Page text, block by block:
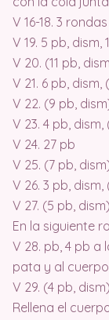
V 16-18. 3
V 19. 5 pb, dism,
V 20. (11 pb,
V 21. 6 pb, dism,
V 22. (9 pb,
V 23. 4 pb,
V 24. 27 pb
V 25. (7 pb,
V 26. 3 pb, dism,
V 27. (5 pb,
En la siguiente
V 28. pb, 4 pb a
pata y al
V 29. (4 pb,
Rellena el